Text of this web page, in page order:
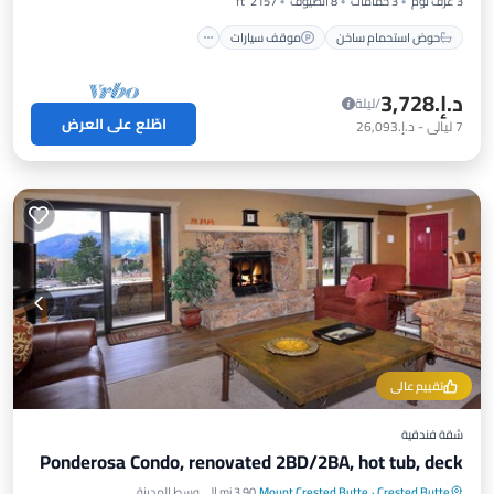
حوض استحمام ساخن
موقف سيارات
د.إ.‏3,728
/ليلة
7ليالي- د.إ.‏26,093 اطّلع على العرض
تقييم عالي
شقة فندقية
Ponderosa Condo, renovated 2BD/2BA, hot tub, deck